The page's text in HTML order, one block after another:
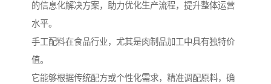
的信息化解决方案，助力优化生产流程，提升整体运营
水平。
手工配料在食品行业，尤其是肉制品加工中具有独特价
值。
它能够根据传统配方或个性化需求，精准调配原料，确